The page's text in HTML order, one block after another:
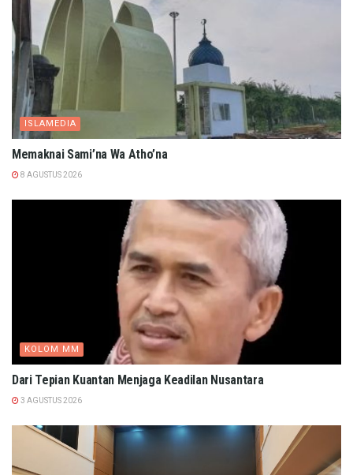
ISLAMEDIA
Memaknai Sami’na Wa Atho’na
8 AGUSTUS 2026
KOLOM MM
Dari Tepian Kuantan Menjaga Keadilan Nusantara
3 AGUSTUS 2026